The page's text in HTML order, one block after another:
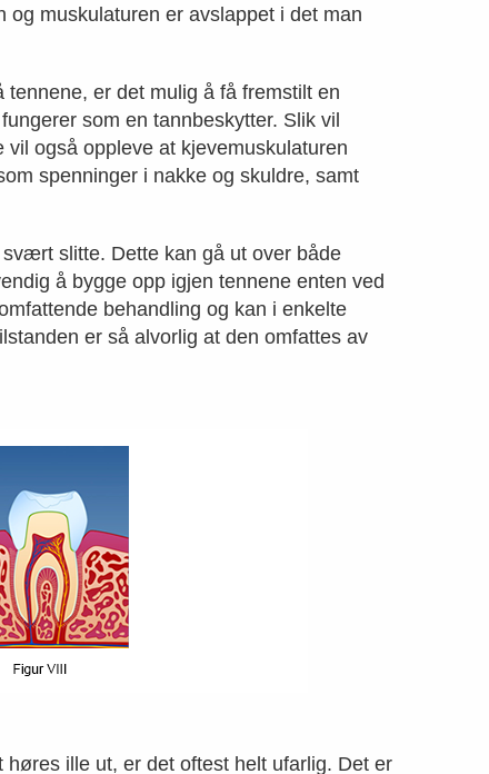
muskulaturen er avslappet i det man
er det mulig å få fremstilt en
som en tannbeskytter. Slik vil
også oppleve at kjevemuskulaturen
spenninger i nakke og skuldre, samt
slitte. Dette kan gå ut over både
å bygge opp igjen tennene enten ved
behandling og kan i enkelte
er så alvorlig at den omfattes av
ille ut, er det oftest helt ufarlig. Det er